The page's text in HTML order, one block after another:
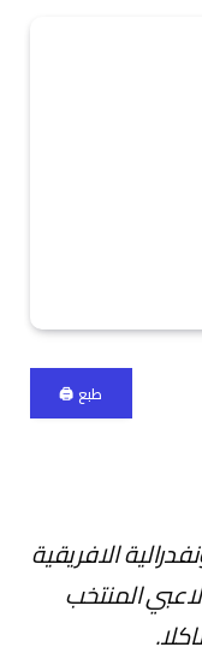
طبع 🖨
الافريقية
المنتخب